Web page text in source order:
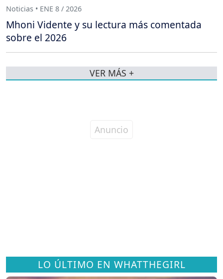
LO ÚLTIMO EN WHATTHEGIRL
Noticias • ENE 8 / 2026
Mhoni Vidente y su lectura más comentada
sobre el 2026
VER MÁS +